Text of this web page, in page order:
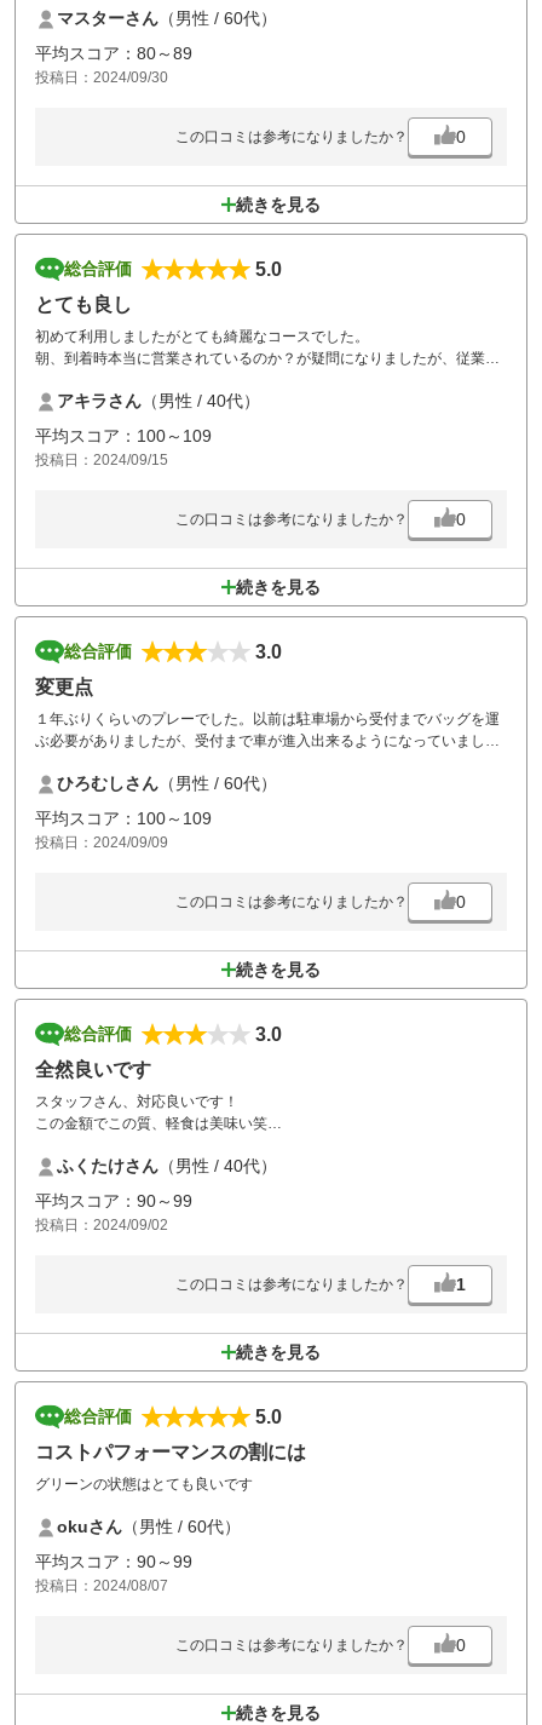
ースでこの価格は感激モノです。
出来ればこれからも続けて頂きたいと思います。
コンペプランは有りませんが次回は仲間内でのコンペで利用したいと思
います。
マスターさん （男性 / 60代）
平均スコア：80～89
投稿日：2024/09/30
この口コミは参考になりましたか？ 0
続きを見る
総合評価
5.0
とても良し
初めて利用しましたがとても綺麗なコースでした。
朝、到着時本当に営業されているのか？が疑問になりましたが、従業員
また行きます。
アキラさん （男性 / 40代）
平均スコア：100～109
投稿日：2024/09/15
この口コミは参考になりましたか？ 0
続きを見る
総合評価
3.0
変更点
１年ぶりくらいのプレーでした。以前は駐車場から受付までバッグを運
ぶ必要がありましたが、受付まで車が進入出来るようになっていまし
配られましたが、待ち時間中に食べることができます。５組ほど待って
スタートしましたが、ホールごとの待ち時間も少なからずあってトータ
ル６時間くらいかかりました。
ひろむしさん （男性 / 60代）
平均スコア：100～109
投稿日：2024/09/09
この口コミは参考になりましたか？ 0
続きを見る
総合評価
3.0
全然良いです
スタッフさん、対応良いです！
この金額でこの質、軽食は美味い笑
とか出来たらありがたいけど、コスパで考えたら充分かなと。これに文
句言うのなら追い金払って他の所へ行けばって話です
ふくたけさん （男性 / 40代）
平均スコア：90～99
投稿日：2024/09/02
この口コミは参考になりましたか？ 1
続きを見る
総合評価
5.0
コストパフォーマンスの割には
グリーンの状態はとても良いです
okuさん （男性 / 60代）
平均スコア：90～99
投稿日：2024/08/07
この口コミは参考になりましたか？ 0
続きを見る